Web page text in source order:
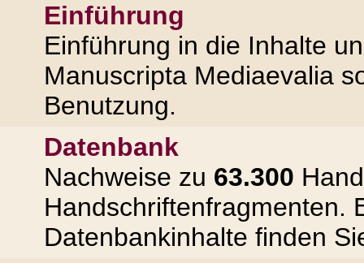
Einführung
Einführung in die Inhalte
Manuscripta Mediaevalia
Benutzung.
Datenbank
Nachweise zu 63.300
Handschriftenfragmenten.
Datenbankinhalte finden